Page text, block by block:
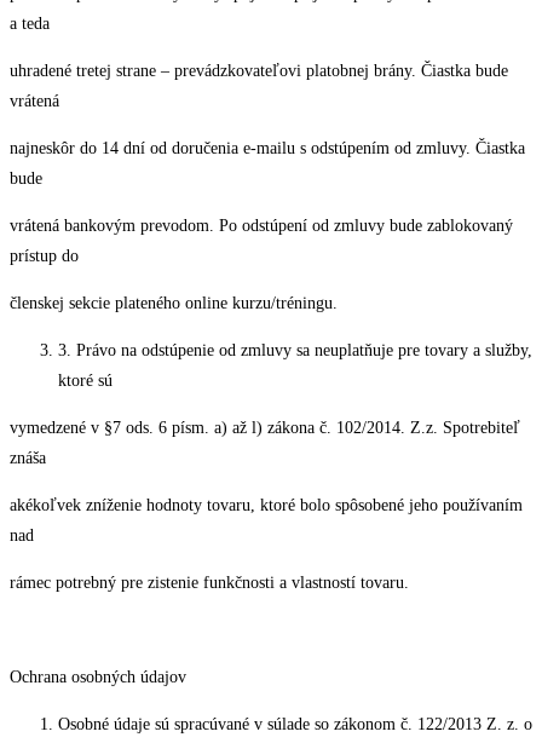
a teda
uhradené tretej strane – prevádzkovateľovi platobnej brány. Čiastka bude
vrátená
najneskôr do 14 dní od doručenia e-mailu s odstúpením od zmluvy. Čiastka
bude
vrátená bankovým prevodom. Po odstúpení od zmluvy bude zablokovaný
prístup do
členskej sekcie plateného online kurzu/tréningu.
3. Právo na odstúpenie od zmluvy sa neuplatňuje pre tovary a služby,
ktoré sú
vymedzené v §7 ods. 6 písm. a) až l) zákona č. 102/2014. Z.z. Spotrebiteľ
znáša
akékoľvek zníženie hodnoty tovaru, ktoré bolo spôsobené jeho používaním
nad
rámec potrebný pre zistenie funkčnosti a vlastností tovaru.
Ochrana osobných údajov
Osobné údaje sú spracúvané v súlade so zákonom č. 122/2013 Z. z. o